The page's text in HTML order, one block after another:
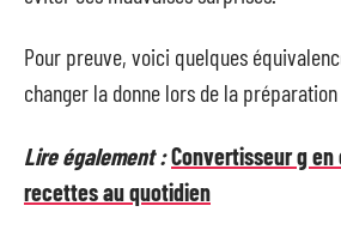
Pour preuve, voici quelques
changer la donne lors de la
Lire également :Convertisseur g
recettes au quotidien